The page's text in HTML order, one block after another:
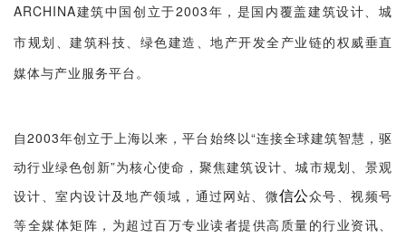
ARCHINA建筑中国创立于2003年，是国内覆盖建筑设计、城
市规划、建筑科技、绿色建造、地产开发全产业链的权威垂直
媒体与产业服务平台。
自2003年创立于上海以来，平台始终以“连接全球建筑智慧，驱
动行业绿色创新”为核心使命，聚焦建筑设计、城市规划、景观
设计、室内设计及地产领域，通过网站、微信公众号、视频号
等全媒体矩阵，为超过百万专业读者提供高质量的行业资讯、